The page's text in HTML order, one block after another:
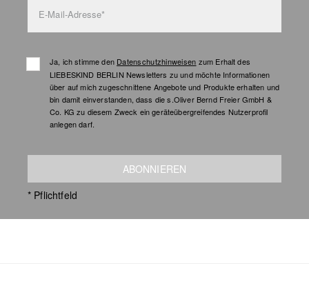
E-Mail-Adresse*
Ja, ich stimme den Datenschutzhinweisen zum Erhalt des
LIEBESKIND BERLIN Newsletters zu und möchte Informationen
über auf mich zugeschnittene Angebote und Produkte erhalten und
bin damit einverstanden, dass die s.Oliver Bernd Freier GmbH &
Co. KG zu diesem Zweck ein geräteübergreifendes Nutzerprofil
anlegen darf.
ABONNIEREN
* Pflichtfeld